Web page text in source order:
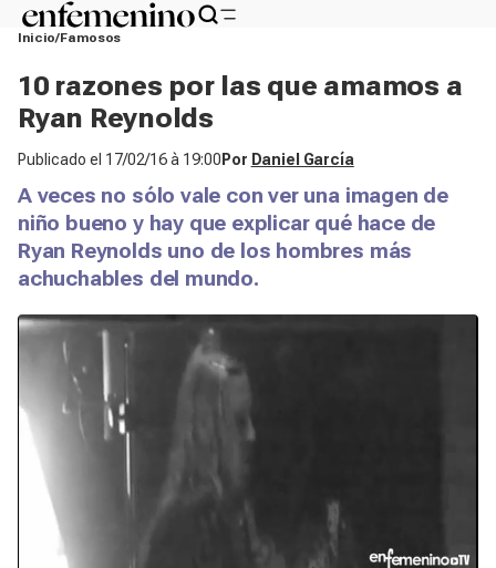
Inicio Famosos
10 razones por las que amamos a
Ryan Reynolds
Publicado el 17/02/16 à 19:00 Por Daniel García
A veces no sólo vale con ver una imagen de
niño bueno y hay que explicar qué hace de
Ryan Reynolds uno de los hombres más
achuchables del mundo.